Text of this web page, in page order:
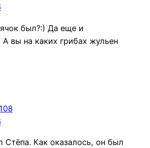
был?:) Да еще и
А вы на каких грибах жульен
Стёпа. Как оказалось, он был